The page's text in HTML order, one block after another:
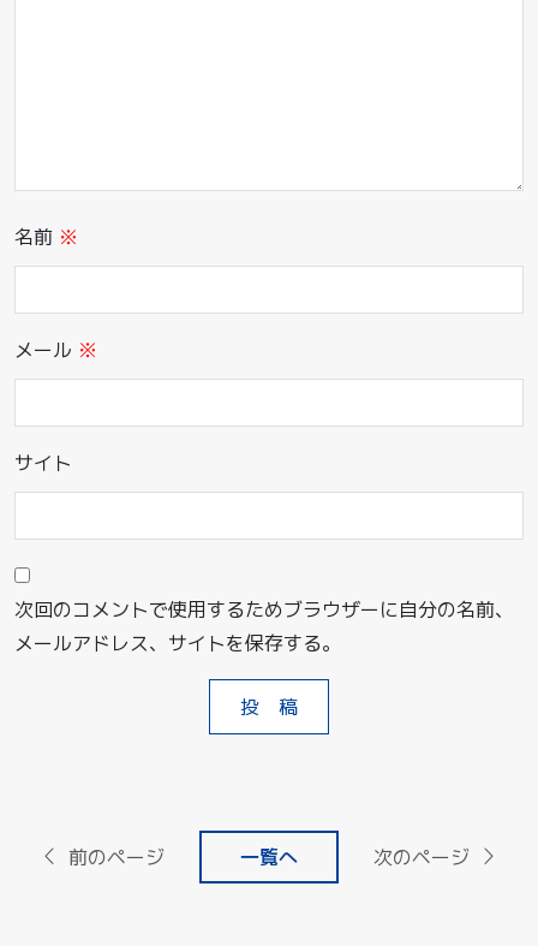
名前 ※
メール ※
サイト
次回のコメントで使用するためブラウザーに自分の名前、
メールアドレス、サイトを保存する。
前のページ 一覧へ 次のページ